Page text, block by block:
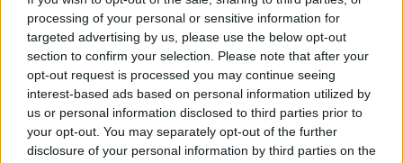
processing of your personal or sensitive information for
targeted advertising by us, please use the below opt-out
section to confirm your selection. Please note that after your
opt-out request is processed you may continue seeing
interest-based ads based on personal information utilized by
us or personal information disclosed to third parties prior to
your opt-out. You may separately opt-out of the further
disclosure of your personal information by third parties on the
segura, fácil de usar y en la que puedes confiar. La
herramienta funciona sin problemas en todos tus
dispositivos para que puedas mantenerte
conectado.Puedes usar Amazon Chime para macOS para
reuniones en línea, videoconferencias, llamadas, chats y
para compartir contenido, tanto dentro como fuera de tu
organización. Esta aplicación te permite trabajar